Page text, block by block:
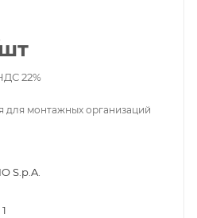
22%
для монтажных организаций
S.p.A.
1